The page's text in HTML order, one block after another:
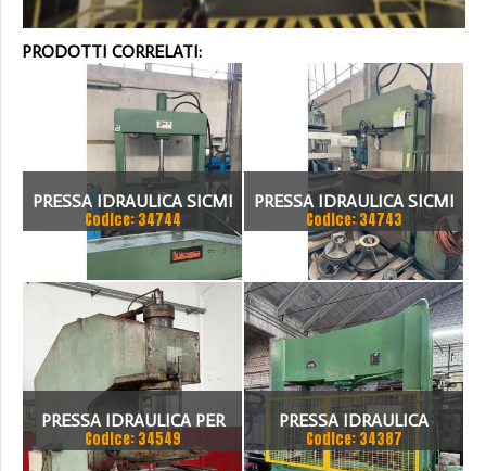
PRODOTTI CORRELATI:
PRESSA IDRAULICA SICMI
PISTONE FISSO 70 TON
Codice: 34744
PRESSA IDRAULICA SICMI
CON PISTONE MOBILE 100
TON
Codice: 34743
PRESSA IDRAULICA PER
SAGOMARE GIGANT, TON
Codice: 34549
PRESSA IDRAULICA
BIGNOZZI 160 TON
Codice: 34387